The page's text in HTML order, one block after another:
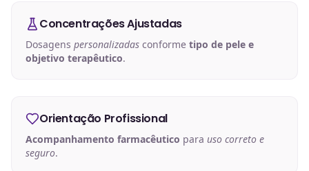
Concentrações Ajustadas
Dosagens personalizadas conforme tipo de pele e
objetivo terapêutico.
Orientação Profissional
Acompanhamento farmacêutico para uso correto e
seguro.